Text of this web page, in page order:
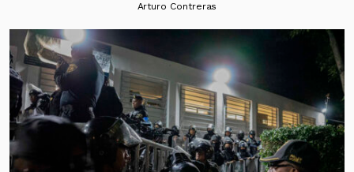
Arturo Contreras